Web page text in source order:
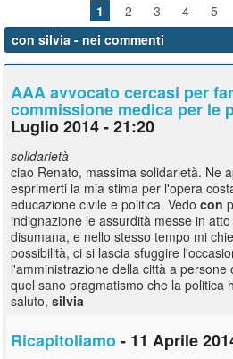
1 2 3 4 5
con silvia - nei commenti
AAA avvocato cercasi per
commissione medica per le
Luglio 2014 - 21:20
solidarietà
ciao Renato, massima solidarietà. Ne
esprimerti la mia stima per l'opera
educazione civile e politica. Vedo con
indignazione le assurdità messe in
disumana, e nello stesso tempo mi
possibilità, ci si lascia sfuggire
l'amministrazione della città a
quel sano pragmatismo che la politica
saluto, silvia
Ricapitoliamo- 11 Aprile